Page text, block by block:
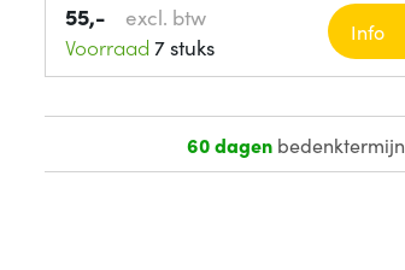
55,-
excl. btw
Voorraad 7 stuks
Info
60 dagenbedenktermijn